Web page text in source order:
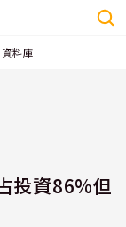
資料庫
投資86%但